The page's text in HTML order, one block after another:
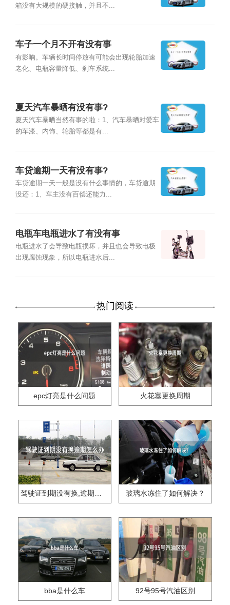
箱没有大规模的硬接触，并且不...
车子一个月不开有没有事
有影响。车辆长时间停放有可能会出现轮胎加速
老化、电瓶容量降低、刹车系统...
夏天汽车暴晒有没有事?
夏天汽车暴晒当然有事的啦：1、汽车暴晒对爱车
的车漆、内饰、轮胎等都是有...
车贷逾期一天有没有事?
车贷逾期一天一般是没有什么事情的，车贷逾期
没还：1、车主没有百偿还能力...
电瓶车电瓶进水了有没有事
电瓶进水了会导致电瓶损坏，并且也会导致电极
出现腐蚀现象，所以电瓶进水后...
热门阅读
epc灯亮是什么问题 火花塞更换周期
驾驶证到期没有换,逾期怎么办?? 玻璃水冻住了如何解决？
bba是什么车 92号95号汽油区别